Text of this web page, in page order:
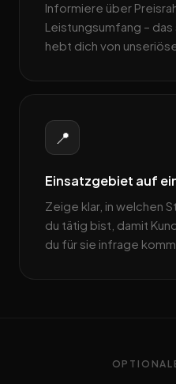
Informiere über
Leistungsumfang –
hebt dich von
📍
Einsatzgebiet auf
Zeige klar, in welchen
du tätig bist, damit
du für sie infrage